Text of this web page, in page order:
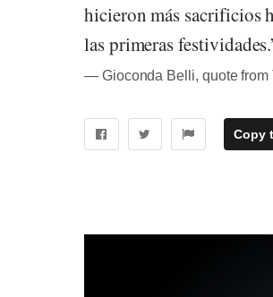
hicieron más sacrificios
las primeras
― Gioconda Belli, quote from
Copy